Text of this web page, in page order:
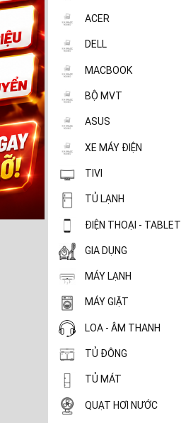
ACER
DELL
MACBOOK
BỘ MVT
ASUS
XE MÁY ĐIỆN
TIVI
TỦ LẠNH
ĐIỆN THOẠI - TABLET
GIA DỤNG
MÁY LẠNH
MÁY GIẶT
LOA - ÂM THANH
TỦ ĐÔNG
TỦ MÁT
QUẠT HƠI NƯỚC